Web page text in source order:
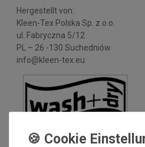
Hergestellt von:
Kleen-Tex Polska Sp. z o.o.
ul. Fabryczna 5/12
PL – 26 -130 Suchedniów
info@kleen-tex.eu